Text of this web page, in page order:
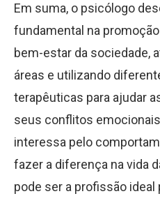
Em suma, o psicólogo
fundamental na
bem-estar da sociedade,
áreas e utilizando
terapêuticas para ajudar
seus conflitos
interessa pelo
fazer a diferença na vida
pode ser a profissão ideal